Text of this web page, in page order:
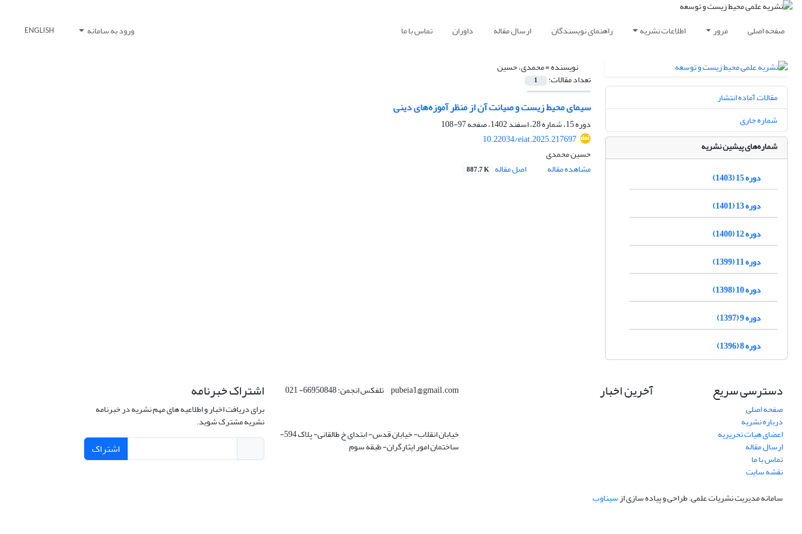
صفحه اصلی مرور اطلاعات نشریه راهنمای نویسندگان ارسال مقاله داوران تماس با ما ورود به سامانه ENGLISH
نویسنده =محمدی، حسین
تعداد مقالات: 1
سیمای محیط زیست و صیانت آن از منظر آموزه‌های دینی
دوره 15، شماره 28، اسفند 1402، صفحه
97-108
10.22034/eiat.2025.217697
حسین محمدی
مشاهده مقاله
اصل مقاله 887.7 K
مقالات آماده انتشار
شماره جاری
شماره‌های پیشین نشریه
دوره 15 (1403)
دوره 13 (1401)
دوره 12 (1400)
دوره 11 (1399)
دوره 10 (1398)
دوره 9 (1397)
دوره 8 (1396)
دسترسی سریع
صفحه اصلی
درباره نشریه
اعضای هیات تحریریه
ارسال مقاله
تماس با ما
نقشه سایت
آخرین اخبار pubeia1@gmail.com تلفکس انجمن: 66950848- 021
خیابان انقلاب- خیابان قدس- ابتدای خ طالقانی- پلاک 594-
ساختمان امور ایثارگران- طبقه سوم
اشتراک خبرنامه
برای دریافت اخبار و اطلاعیه های مهم نشریه در خبرنامه
نشریه مشترک شوید.
اشتراک
سامانه مدیریت نشریات علمی.طراحی و پیاده سازی ازسیناوب